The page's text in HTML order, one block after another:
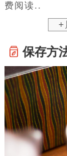
费阅读..
+
保存方